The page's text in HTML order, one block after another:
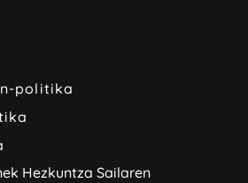
politika
Hezkuntza Sailaren